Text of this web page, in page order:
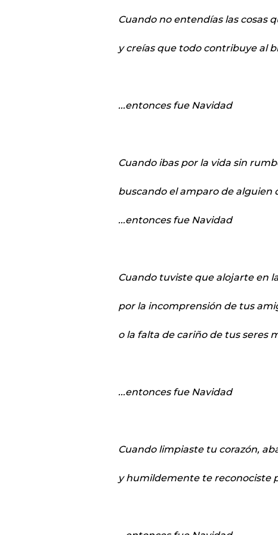
Cuando no entendías las cosas
y creías que todo contribuye al
...entonces fue Navidad
Cuando ibas por la vida sin
buscando el amparo de alguien
...entonces fue Navidad
Cuando tuviste que alojarte en
por la incomprensión de tus
o la falta de cariño de tus seres
...entonces fue Navidad
Cuando limpiaste tu corazón,
y humildemente te reconociste